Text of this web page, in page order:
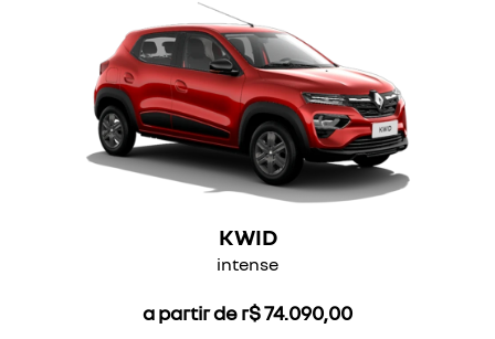
KWID
intense
a partir de r$ 74.090,00